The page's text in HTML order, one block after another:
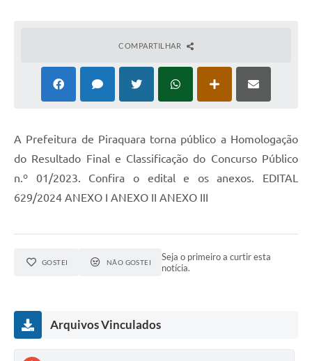
COMPARTILHAR
A Prefeitura de Piraquara torna público a Homologação
do Resultado Final e Classificação do Concurso Público
n.º 01/2023. Confira o edital e os anexos. EDITAL
629/2024 ANEXO I ANEXO II ANEXO III
GOSTEI NÃO GOSTEI
Seja o primeiro a curtir esta
notícia.
Arquivos Vinculados